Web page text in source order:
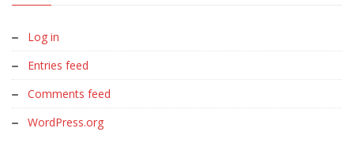
Log in
Entries feed
Comments feed
WordPress.org